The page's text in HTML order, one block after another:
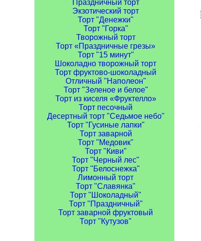
Праздничный торт
Экзотический торт
Торт "Денежки"
Торт "Горка"
Творожный торт
Торт «Праздничные грезы»
Торт "15 минут"
Шоколадно творожный торт
Торт фруктово-шоколадный
Отличный "Наполеон"
Торт "Зеленое и белое"
Торт из киселя «Фруктелло»
Торт песочный
Десертный торт "Седьмое небо"
Торт "Гусиные лапки"
Торт заварной
Торт "Медовик"
Торт "Киви"
Торт "Черный лес"
Торт "Белоснежка"
Лимонный торт
Торт "Славянка"
Торт "Шоколадный"
Торт "Праздничный"
Торт заварной фруктовый
Торт "Кутузов"